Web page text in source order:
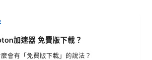
加速器 免費版下載？
會有「免費版下載」的說法？